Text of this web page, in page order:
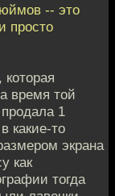
-- это
просто
время той
1
какие-то
экрана
как
тогда